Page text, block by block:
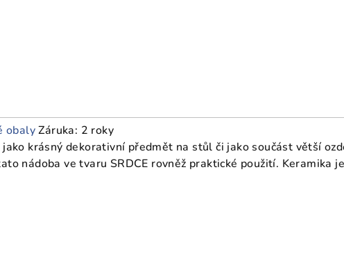
obalyZáruka: 2 roky
krásný dekorativní předmět na stůl či jako součást větší
nádoba ve tvaru SRDCE rovněž praktické použití.